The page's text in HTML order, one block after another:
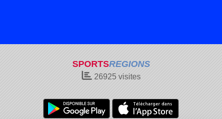
SPORTSREGIONS
26925visites